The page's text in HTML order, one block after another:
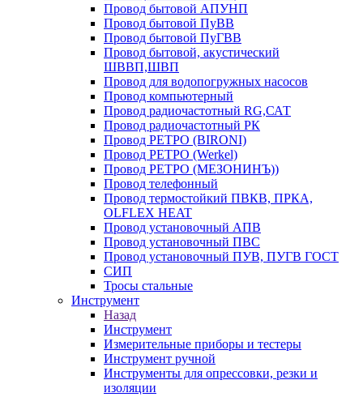
Провод бытовой АПУНП
Провод бытовой ПуВВ
Провод бытовой ПуГВВ
Провод бытовой, акустический
ШВВП,ШВП
Провод для водопогружных насосов
Провод компьютерный
Провод радиочастотный RG,САТ
Провод радиочастотный РК
Провод РЕТРО (BIRONI)
Провод РЕТРО (Werkel)
Провод РЕТРО (МЕЗОНИНЪ))
Провод телефонный
Провод термостойкий ПВКВ, ПРКА,
OLFLEX HEAT
Провод установочный АПВ
Провод установочный ПВС
Провод установочный ПУВ, ПУГВ ГОСТ
СИП
Тросы стальные
Инструмент
Назад
Инструмент
Измерительные приборы и тестеры
Инструмент ручной
Инструменты для опрессовки, резки и
изоляции